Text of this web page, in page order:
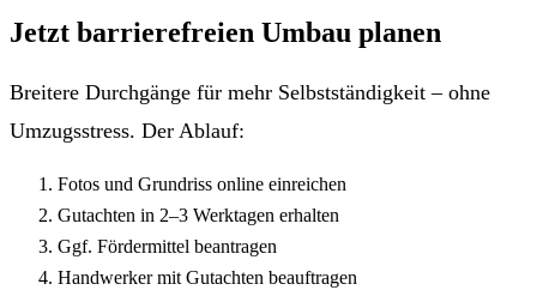
Jetzt barrierefreien Umbau planen
Breitere Durchgänge für mehr Selbstständigkeit – ohne
Umzugsstress. Der Ablauf:
Fotos und Grundriss online einreichen
Gutachten in 2–3 Werktagen erhalten
Ggf. Fördermittel beantragen
Handwerker mit Gutachten beauftragen